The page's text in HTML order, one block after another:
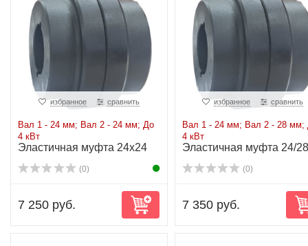
избранное сравнить
Вал 1 - 24 мм; Вал 2 - 24 мм; До
4 кВт
Эластичная муфта 24x24
(0)
7 250 руб.
избранное сравнить
Вал 1 - 24 мм; Вал 2 - 28 мм;
4 кВт
Эластичная муфта 24/
(0)
7 350 руб.